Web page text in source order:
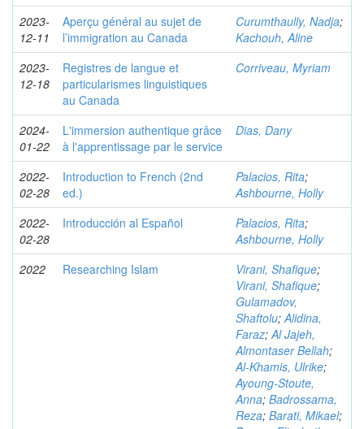
2023-
12-11
Aperçu général au sujet de
l’immigration au Canada
Curumthaully, Nadja;
Kachouh, Aline
2023-
12-18
Registres de langue et
particularismes linguistiques
au Canada
Corriveau, Myriam
2024-
01-22
L'immersion authentique grâce
à l'apprentissage par le service
Dias, Dany
2022-
02-28
Introduction to French (2nd
ed.)
Palacios, Rita;
Ashbourne, Holly
2022-
02-28
Introducción al Español Palacios, Rita;
Ashbourne, Holly
2022
Researching Islam Virani, Shafique;
Virani, Shafique;
Gulamadov,
Shaftolu;Alidina,
Faraz;Al Jajeh,
Almontaser Bellah;
Al-Khamis, Ulrike;
Ayoung-Stoute,
Anna; Badrossama,
Reza; Barati, Mikael;